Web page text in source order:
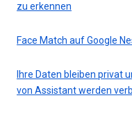
zu erkennen
Face Match auf Google
Ihre Daten bleiben privat
von Assistant werden